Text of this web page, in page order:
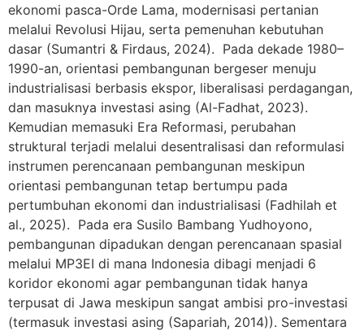
ekonomi pasca-Orde Lama, modernisasi pertanian
melalui Revolusi Hijau, serta pemenuhan kebutuhan
dasar (Sumantri & Firdaus, 2024). Pada dekade 1980–
1990-an, orientasi pembangunan bergeser menuju
industrialisasi berbasis ekspor, liberalisasi perdagangan,
dan masuknya investasi asing (Al-Fadhat, 2023).
Kemudian memasuki Era Reformasi, perubahan
struktural terjadi melalui desentralisasi dan reformulasi
instrumen perencanaan pembangunan meskipun
orientasi pembangunan tetap bertumpu pada
pertumbuhan ekonomi dan industrialisasi (Fadhilah et
al., 2025). Pada era Susilo Bambang Yudhoyono,
pembangunan dipadukan dengan perencanaan spasial
melalui MP3EI di mana Indonesia dibagi menjadi 6
koridor ekonomi agar pembangunan tidak hanya
terpusat di Jawa meskipun sangat ambisi pro-investasi
(termasuk investasi asing (Sapariah, 2014)). Sementara